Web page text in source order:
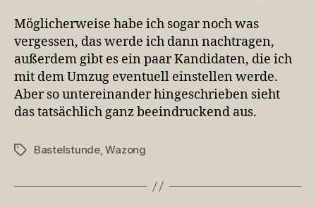
Möglicherweise habe ich sogar noch was
vergessen, das werde ich dann nachtragen,
außerdem gibt es ein paar Kandidaten, die ich
mit dem Umzug eventuell einstellen werde.
Aber so untereinander hingeschrieben sieht
das tatsächlich ganz beeindruckend aus.
Schlagwörter
Bastelstunde,Wazong